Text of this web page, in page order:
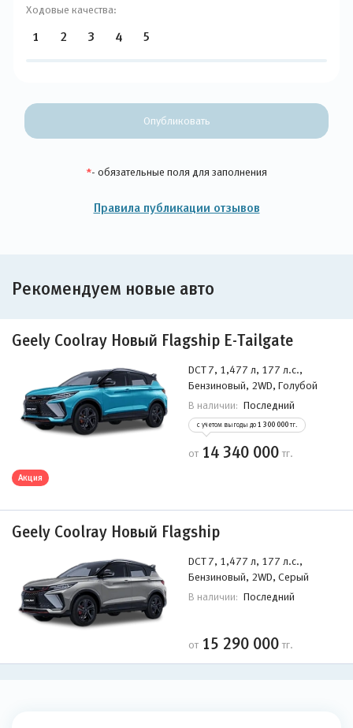
Ходовые качества:
1 2 3 4 5
Опубликовать
*- обязательные поля для заполнения
Правила публикации отзывов
Рекомендуем новые авто
Geely Coolray Новый Flagship E-Tailgate
DCT 7, 1,477 л, 177 л.с.,
Бензиновый, 2WD, Голубой
В наличии: Последний
с учетом выгоды до 1 300 000тг.
от 14 340 000 тг.
Акция
Geely Coolray Новый Flagship
DCT 7, 1,477 л, 177 л.с.,
Бензиновый, 2WD, Серый
В наличии: Последний
от 15 290 000 тг.